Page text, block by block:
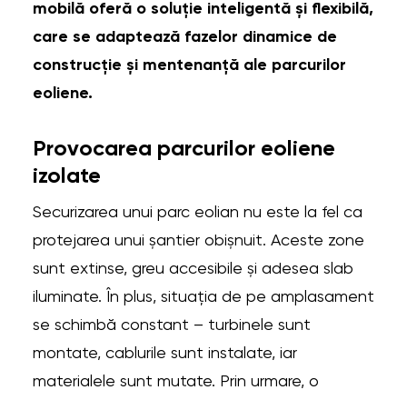
mobilă oferă o soluție inteligentă și flexibilă,
care se adaptează fazelor dinamice de
construcție și mentenanță ale parcurilor
eoliene.
Provocarea parcurilor eoliene
izolate
Securizarea unui parc eolian nu este la fel ca
protejarea unui șantier obișnuit. Aceste zone
sunt extinse, greu accesibile și adesea slab
iluminate. În plus, situația de pe amplasament
se schimbă constant – turbinele sunt
montate, cablurile sunt instalate, iar
materialele sunt mutate. Prin urmare, o